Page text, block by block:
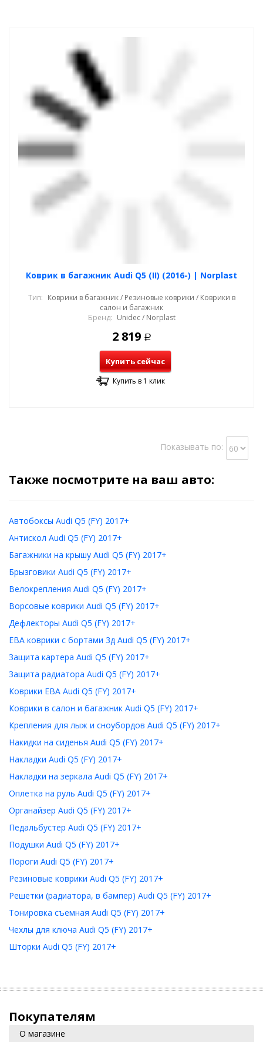
Коврик в багажник Audi Q5 (II) (2016-) | Norplast
Тип: Коврики в багажник / Резиновые коврики / Коврики в
салон и багажник
Бренд: Unidec / Norplast
2 819 Р
Купить сейчас
Купить в 1 клик
Показывать по:
Также посмотрите на ваш авто:
Автобоксы Audi Q5 (FY) 2017+
Антискол Audi Q5 (FY) 2017+
Багажники на крышу Audi Q5 (FY) 2017+
Брызговики Audi Q5 (FY) 2017+
Велокрепления Audi Q5 (FY) 2017+
Ворсовые коврики Audi Q5 (FY) 2017+
Дефлекторы Audi Q5 (FY) 2017+
ЕВА коврики с бортами 3д Audi Q5 (FY) 2017+
Защита картера Audi Q5 (FY) 2017+
Защита радиатора Audi Q5 (FY) 2017+
Коврики ЕВА Audi Q5 (FY) 2017+
Коврики в салон и багажник Audi Q5 (FY) 2017+
Крепления для лыж и сноубордов Audi Q5 (FY) 2017+
Накидки на сиденья Audi Q5 (FY) 2017+
Накладки Audi Q5 (FY) 2017+
Накладки на зеркала Audi Q5 (FY) 2017+
Оплетка на руль Audi Q5 (FY) 2017+
Органайзер Audi Q5 (FY) 2017+
Педальбустер Audi Q5 (FY) 2017+
Подушки Audi Q5 (FY) 2017+
Пороги Audi Q5 (FY) 2017+
Резиновые коврики Audi Q5 (FY) 2017+
Решетки (радиатора, в бампер) Audi Q5 (FY) 2017+
Тонировка съемная Audi Q5 (FY) 2017+
Чехлы для ключа Audi Q5 (FY) 2017+
Шторки Audi Q5 (FY) 2017+
Покупателям
О магазине